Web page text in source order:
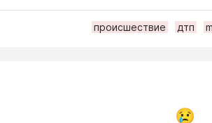
происшествие дтп